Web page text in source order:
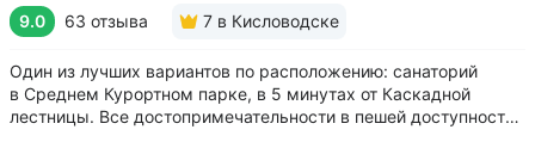
9.0 63 отзыва 7 в Кисловодске
Один из лучших вариантов по расположению: санаторий
в Среднем Курортном парке, в 5 минутах от Каскадной
лестницы. Все достопримечательности в пешей доступности